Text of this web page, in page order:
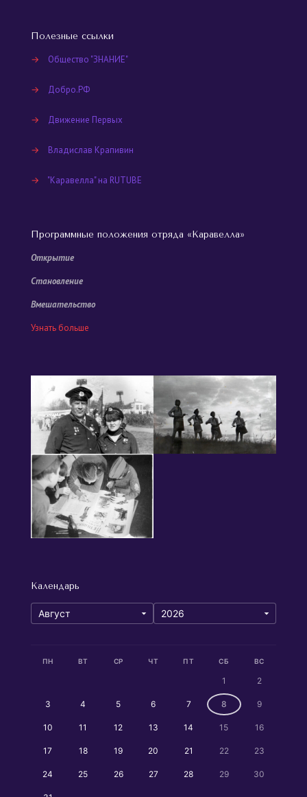
Полезные ссылки
→ Общество "ЗНАНИЕ"
→ Добро.РФ
→ Движение Первых
→ Владислав Крапивин
→ "Каравелла" на RUTUBE
Программные положения отряда «Каравелла»
Открытие
Становление
Вмешательство
Узнать больше
Календарь
ПН ВТ СР ЧТ ПТ СБ ВС
1 2
3 4 5 6 7 8 9
10 11 12 13 14 15 16
17 18 19 20 21 22 23
24 25 26 27 28 29 30